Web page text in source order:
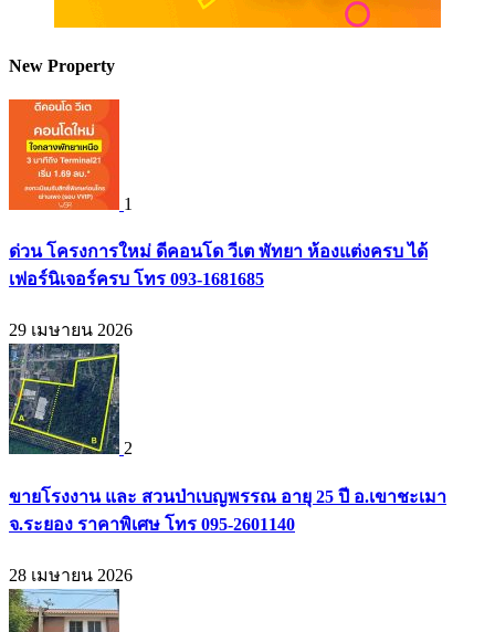
New Property
1
ด่วน โครงการใหม่ ดีคอนโด วีเต พัทยา ห้องแต่งครบ ได้
เฟอร์นิเจอร์ครบ โทร 093-1681685
29 เมษายน 2026
2
ขายโรงงาน และ สวนป่าเบญพรรณ อายุ 25 ปี อ.เขาชะเมา
จ.ระยอง ราคาพิเศษ โทร 095-2601140
28 เมษายน 2026